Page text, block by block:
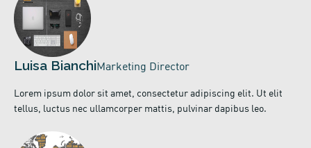
Luisa BianchiMarketing Director
Lorem ipsum dolor sit amet, consectetur adipiscing elit. Ut elit
tellus, luctus nec ullamcorper mattis, pulvinar dapibus leo.